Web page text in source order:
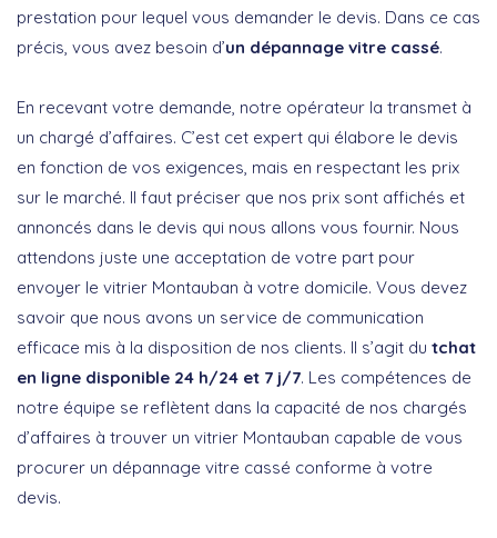
prestation pour lequel vous demander le devis. Dans ce cas
précis, vous avez besoin d’un dépannage vitre cassé.
En recevant votre demande, notre opérateur la transmet à
un chargé d’affaires. C’est cet expert qui élabore le devis
en fonction de vos exigences, mais en respectant les prix
sur le marché. Il faut préciser que nos prix sont affichés et
annoncés dans le devis qui nous allons vous fournir. Nous
attendons juste une acceptation de votre part pour
envoyer le vitrier Montauban à votre domicile. Vous devez
savoir que nous avons un service de communication
efficace mis à la disposition de nos clients. Il s’agit du tchat
en ligne disponible 24 h/24 et 7 j/7. Les compétences de
notre équipe se reflètent dans la capacité de nos chargés
d’affaires à trouver un vitrier Montauban capable de vous
procurer un dépannage vitre cassé conforme à votre
devis.